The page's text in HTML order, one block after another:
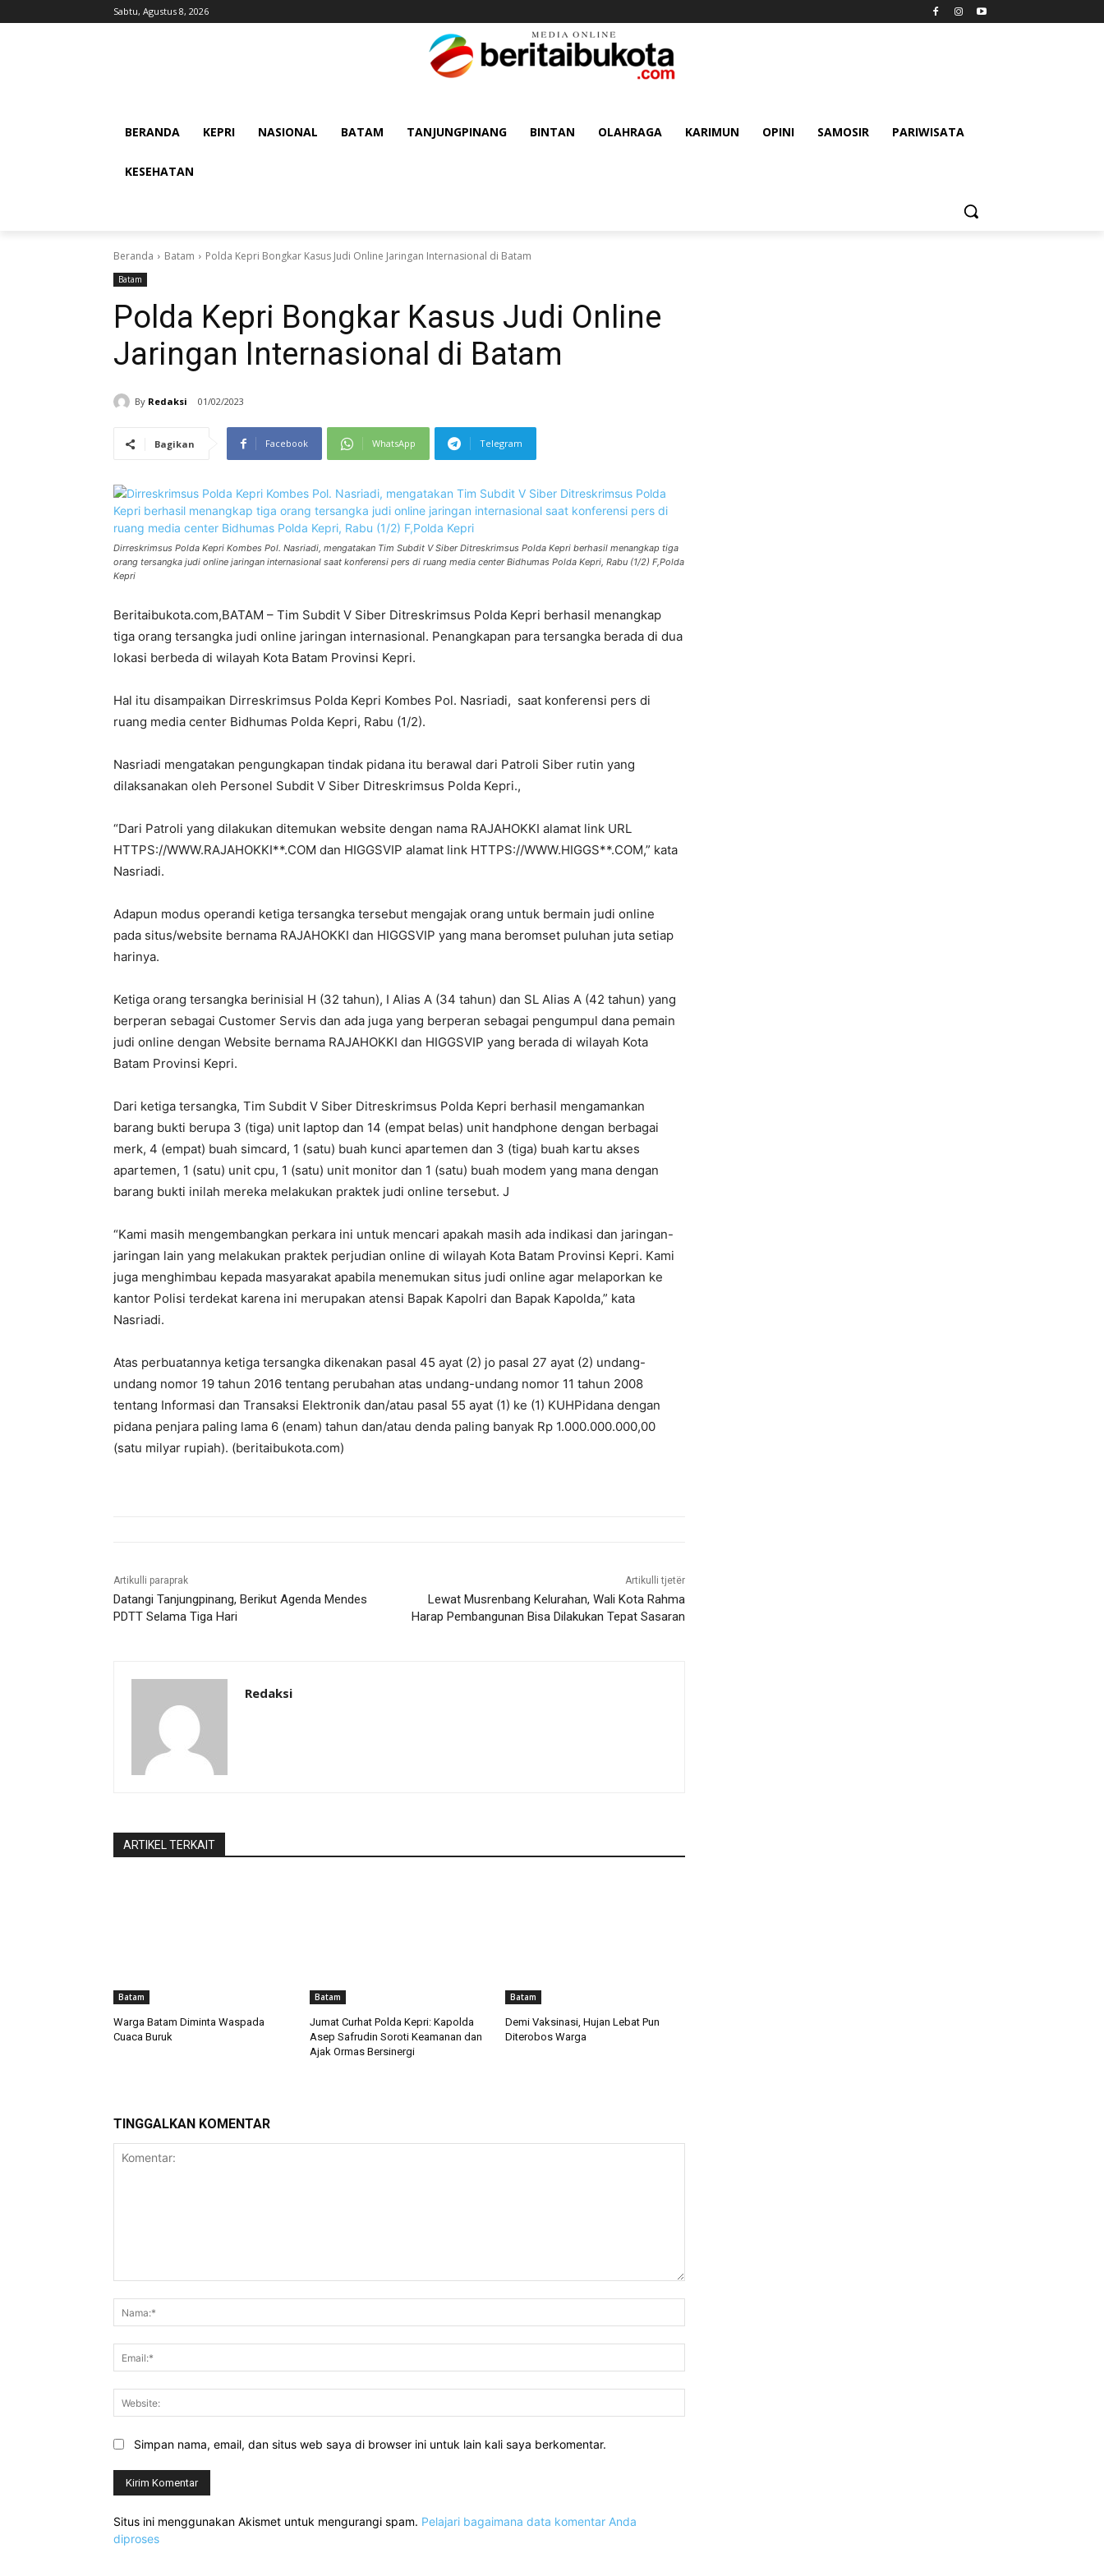
Sabtu, Agustus 8, 2026
BERANDA KEPRI NASIONAL BATAM TANJUNGPINANG BINTAN OLAHRAGA KARIMUN OPINI SAMOSIR PARIWISATA
KESEHATAN
Beranda Batam Polda Kepri Bongkar Kasus Judi Online Jaringan Internasional di Batam
Batam
Polda Kepri Bongkar Kasus Judi Online
Jaringan Internasional di Batam
By Redaksi 01/02/2023
Bagikan Facebook WhatsApp Telegram
Dirreskrimsus Polda Kepri Kombes Pol. Nasriadi, mengatakan Tim Subdit V Siber Ditreskrimsus Polda Kepri berhasil menangkap tiga
orang tersangka judi online jaringan internasional saat konferensi pers di ruang media center Bidhumas Polda Kepri, Rabu (1/2) F,Polda
Kepri
Beritaibukota.com,BATAM – Tim Subdit V Siber Ditreskrimsus Polda Kepri berhasil menangkap
tiga orang tersangka judi online jaringan internasional. Penangkapan para tersangka berada di dua
lokasi berbeda di wilayah Kota Batam Provinsi Kepri.
Hal itu disampaikan Dirreskrimsus Polda Kepri Kombes Pol. Nasriadi, saat konferensi pers di
ruang media center Bidhumas Polda Kepri, Rabu (1/2).
Nasriadi mengatakan pengungkapan tindak pidana itu berawal dari Patroli Siber rutin yang
dilaksanakan oleh Personel Subdit V Siber Ditreskrimsus Polda Kepri.,
“Dari Patroli yang dilakukan ditemukan website dengan nama RAJAHOKKI alamat link URL
HTTPS://WWW.RAJAHOKKI**.COM dan HIGGSVIP alamat link HTTPS://WWW.HIGGS**.COM,” kata
Nasriadi.
Adapun modus operandi ketiga tersangka tersebut mengajak orang untuk bermain judi online
pada situs/website bernama RAJAHOKKI dan HIGGSVIP yang mana beromset puluhan juta setiap
harinya.
Ketiga orang tersangka berinisial H (32 tahun), I Alias A (34 tahun) dan SL Alias A (42 tahun) yang
berperan sebagai Customer Servis dan ada juga yang berperan sebagai pengumpul dana pemain
judi online dengan Website bernama RAJAHOKKI dan HIGGSVIP yang berada di wilayah Kota
Batam Provinsi Kepri.
Dari ketiga tersangka, Tim Subdit V Siber Ditreskrimsus Polda Kepri berhasil mengamankan
barang bukti berupa 3 (tiga) unit laptop dan 14 (empat belas) unit handphone dengan berbagai
merk, 4 (empat) buah simcard, 1 (satu) buah kunci apartemen dan 3 (tiga) buah kartu akses
apartemen, 1 (satu) unit cpu, 1 (satu) unit monitor dan 1 (satu) buah modem yang mana dengan
barang bukti inilah mereka melakukan praktek judi online tersebut. J
“Kami masih mengembangkan perkara ini untuk mencari apakah masih ada indikasi dan jaringan-
jaringan lain yang melakukan praktek perjudian online di wilayah Kota Batam Provinsi Kepri. Kami
juga menghimbau kepada masyarakat apabila menemukan situs judi online agar melaporkan ke
kantor Polisi terdekat karena ini merupakan atensi Bapak Kapolri dan Bapak Kapolda,” kata
Nasriadi.
Atas perbuatannya ketiga tersangka dikenakan pasal 45 ayat (2) jo pasal 27 ayat (2) undang-
undang nomor 19 tahun 2016 tentang perubahan atas undang-undang nomor 11 tahun 2008
tentang Informasi dan Transaksi Elektronik dan/atau pasal 55 ayat (1) ke (1) KUHPidana dengan
pidana penjara paling lama 6 (enam) tahun dan/atau denda paling banyak Rp 1.000.000.000,00
(satu milyar rupiah). (beritaibukota.com)
Artikulli paraprak
Datangi Tanjungpinang, Berikut Agenda Mendes
PDTT Selama Tiga Hari
Artikulli tjetër
Lewat Musrenbang Kelurahan, Wali Kota Rahma
Harap Pembangunan Bisa Dilakukan Tepat Sasaran
Redaksi
ARTIKEL TERKAIT
Batam
Warga Batam Diminta Waspada
Cuaca Buruk
Batam
Jumat Curhat Polda Kepri: Kapolda
Asep Safrudin Soroti Keamanan dan
Ajak Ormas Bersinergi
Batam
Demi Vaksinasi, Hujan Lebat Pun
Diterobos Warga
TINGGALKAN KOMENTAR
Simpan nama, email, dan situs web saya di browser ini untuk lain kali saya berkomentar.
Situs ini menggunakan Akismet untuk mengurangi spam. Pelajari bagaimana data komentar Anda
diproses